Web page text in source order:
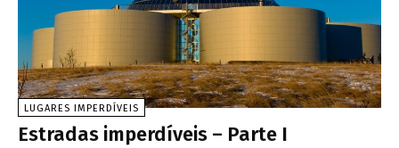
LUGARES IMPERDÍVEIS
Estradas imperdíveis – Parte I